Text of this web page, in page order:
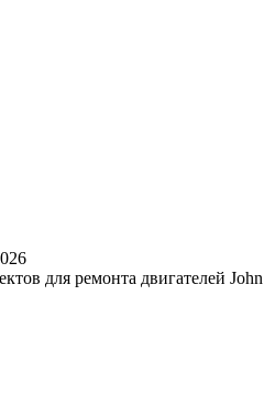
для ремонта двигателей